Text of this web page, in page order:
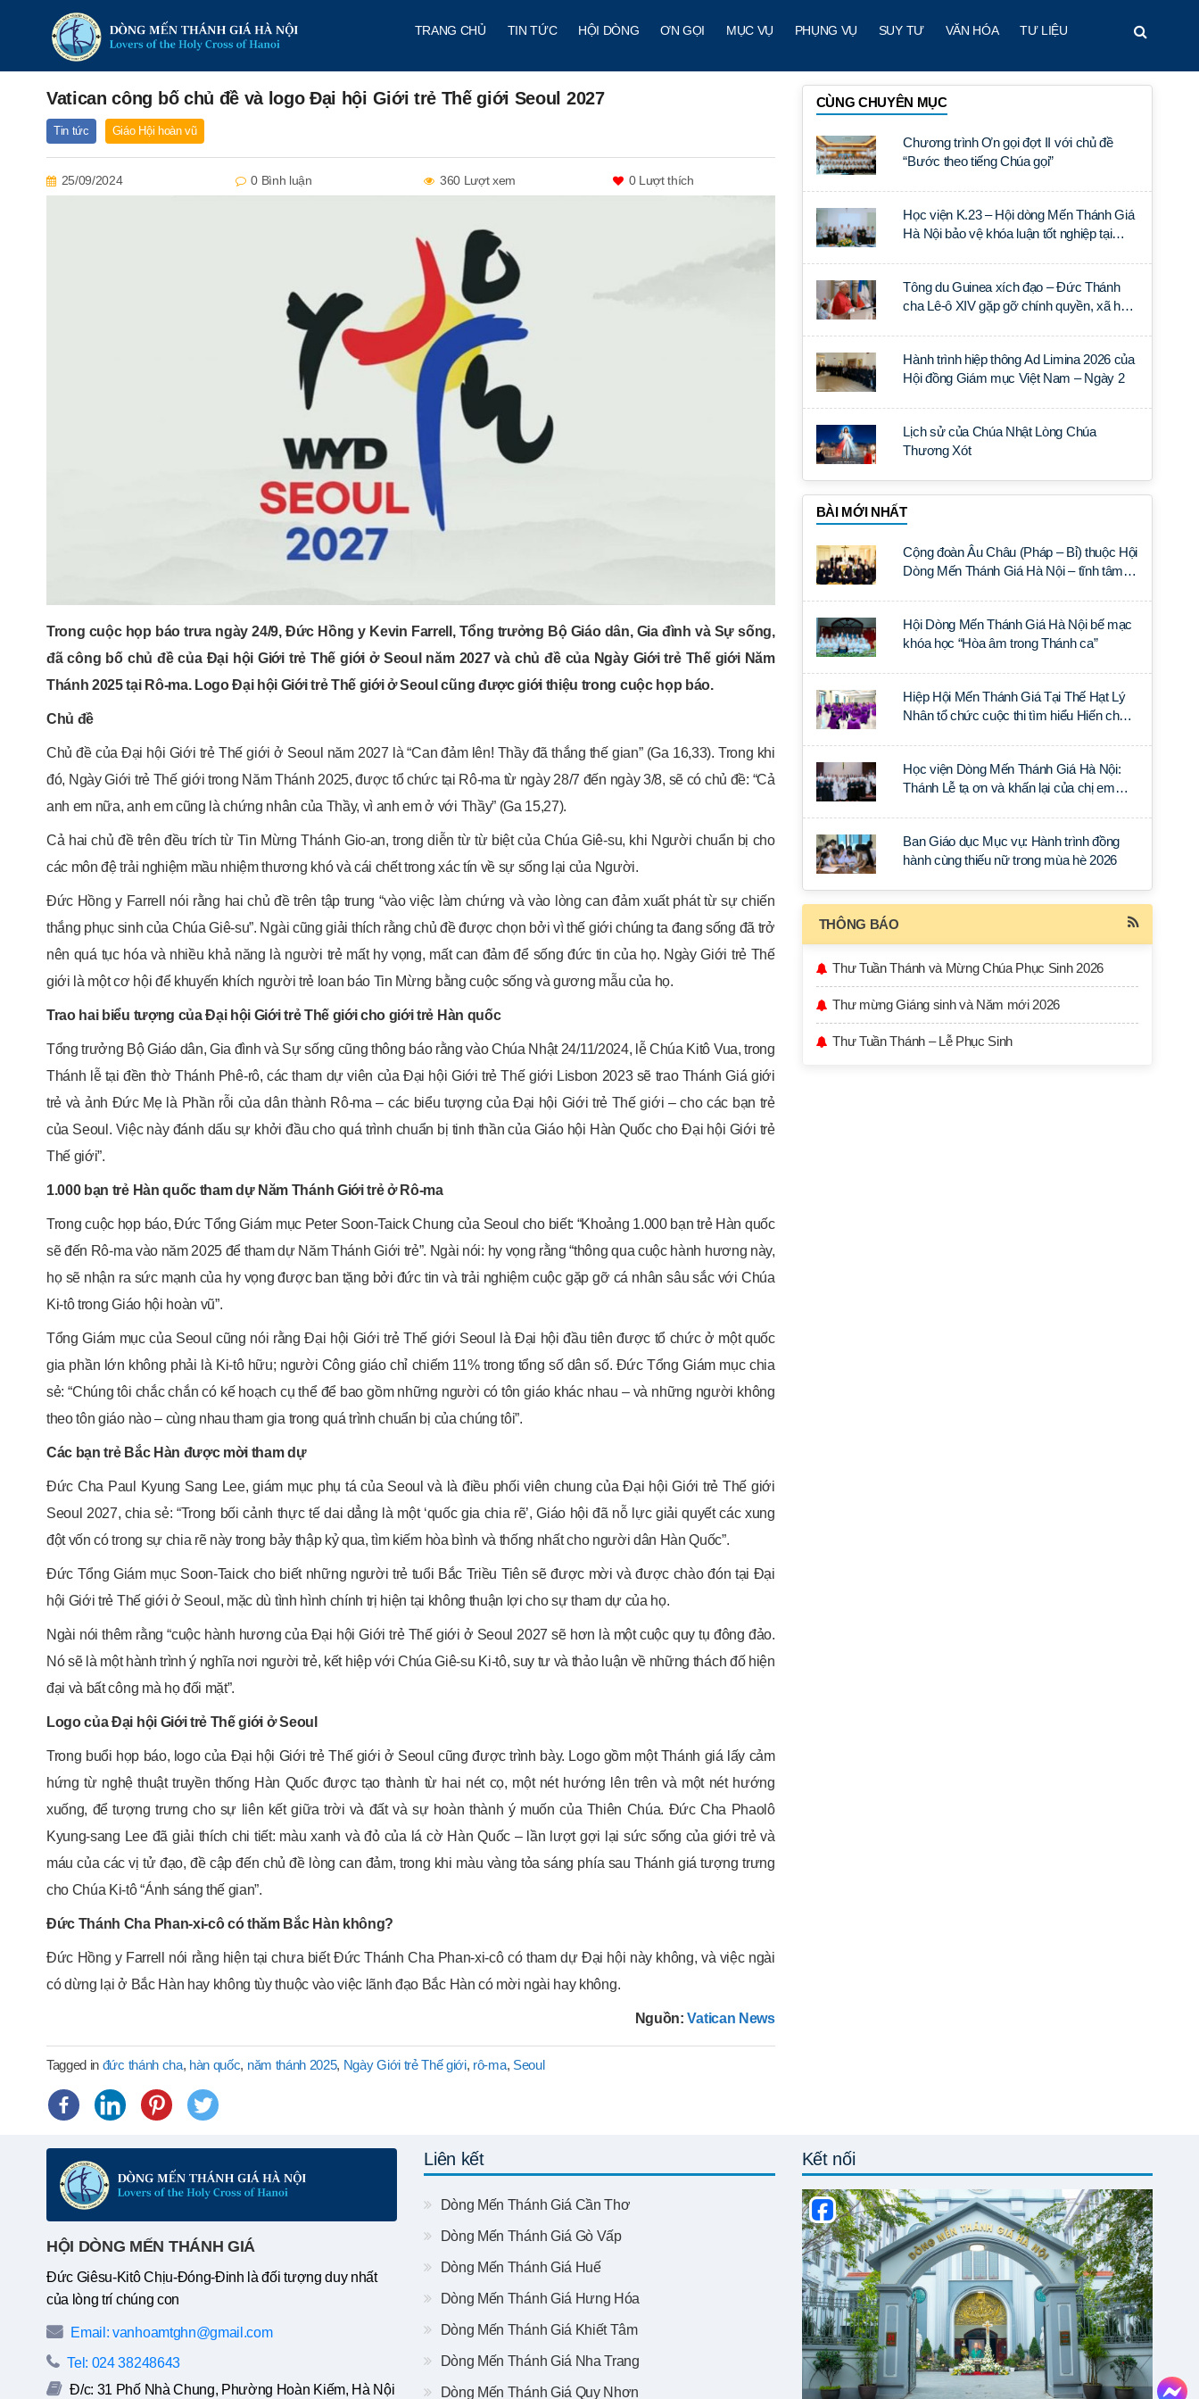
TRANG CHỦ TIN TỨC HỘI DÒNG ƠN GỌI MỤC VỤ PHỤNG VỤ SUY TƯ VĂN HÓA TƯ LIỆU
Vatican công bố chủ đề và logo Đại hội Giới trẻ Thế giới Seoul 2027
Tin tức Giáo Hội hoàn vũ
25/09/2024 0 Bình luận 360 Lượt xem 0Lượt thích
Trong cuộc họp báo trưa ngày 24/9, Đức Hồng y Kevin Farrell, Tổng trưởng Bộ Giáo dân, Gia đình và Sự sống,
đã công bố chủ đề của Đại hội Giới trẻ Thế giới ở Seoul năm 2027 và chủ đề của Ngày Giới trẻ Thế giới Năm
Thánh 2025 tại Rô-ma. Logo Đại hội Giới trẻ Thế giới ở Seoul cũng được giới thiệu trong cuộc họp báo.
Chủ đề
Chủ đề của Đại hội Giới trẻ Thế giới ở Seoul năm 2027 là “Can đảm lên! Thầy đã thắng thế gian” (Ga 16,33). Trong khi
đó, Ngày Giới trẻ Thế giới trong Năm Thánh 2025, được tổ chức tại Rô-ma từ ngày 28/7 đến ngày 3/8, sẽ có chủ đề: “Cả
anh em nữa, anh em cũng là chứng nhân của Thầy, vì anh em ở với Thầy” (Ga 15,27).
Cả hai chủ đề trên đều trích từ Tin Mừng Thánh Gio-an, trong diễn từ từ biệt của Chúa Giê-su, khi Người chuẩn bị cho
các môn đệ trải nghiệm mầu nhiệm thương khó và cái chết trong xác tín về sự sống lại của Người.
Đức Hồng y Farrell nói rằng hai chủ đề trên tập trung “vào việc làm chứng và vào lòng can đảm xuất phát từ sự chiến
thắng phục sinh của Chúa Giê-su”. Ngài cũng giải thích rằng chủ đề được chọn bởi vì thế giới chúng ta đang sống đã trở
nên quá tục hóa và nhiều khả năng là người trẻ mất hy vọng, mất can đảm để sống đức tin của họ. Ngày Giới trẻ Thế
giới là một cơ hội để khuyến khích người trẻ loan báo Tin Mừng bằng cuộc sống và gương mẫu của họ.
Trao hai biểu tượng của Đại hội Giới trẻ Thế giới cho giới trẻ Hàn quốc
Tổng trưởng Bộ Giáo dân, Gia đình và Sự sống cũng thông báo rằng vào Chúa Nhật 24/11/2024, lễ Chúa Kitô Vua, trong
Thánh lễ tại đền thờ Thánh Phê-rô, các tham dự viên của Đại hội Giới trẻ Thế giới Lisbon 2023 sẽ trao Thánh Giá giới
trẻ và ảnh Đức Mẹ là Phần rỗi của dân thành Rô-ma – các biểu tượng của Đại hội Giới trẻ Thế giới – cho các bạn trẻ
của Seoul. Việc này đánh dấu sự khởi đầu cho quá trình chuẩn bị tinh thần của Giáo hội Hàn Quốc cho Đại hội Giới trẻ
Thế giới”.
1.000 bạn trẻ Hàn quốc tham dự Năm Thánh Giới trẻ ở Rô-ma
Trong cuộc họp báo, Đức Tổng Giám mục Peter Soon-Taick Chung của Seoul cho biết: “Khoảng 1.000 bạn trẻ Hàn quốc
sẽ đến Rô-ma vào năm 2025 để tham dự Năm Thánh Giới trẻ”. Ngài nói: hy vọng rằng “thông qua cuộc hành hương này,
họ sẽ nhận ra sức mạnh của hy vọng được ban tặng bởi đức tin và trải nghiệm cuộc gặp gỡ cá nhân sâu sắc với Chúa
Ki-tô trong Giáo hội hoàn vũ”.
Tổng Giám mục của Seoul cũng nói rằng Đại hội Giới trẻ Thế giới Seoul là Đại hội đầu tiên được tổ chức ở một quốc
gia phần lớn không phải là Ki-tô hữu; người Công giáo chỉ chiếm 11% trong tổng số dân số. Đức Tổng Giám mục chia
sẻ: “Chúng tôi chắc chắn có kế hoạch cụ thể để bao gồm những người có tôn giáo khác nhau – và những người không
theo tôn giáo nào – cùng nhau tham gia trong quá trình chuẩn bị của chúng tôi”.
Các bạn trẻ Bắc Hàn được mời tham dự
Đức Cha Paul Kyung Sang Lee, giám mục phụ tá của Seoul và là điều phối viên chung của Đại hội Giới trẻ Thế giới
Seoul 2027, chia sẻ: “Trong bối cảnh thực tế dai dẳng là một ‘quốc gia chia rẽ’, Giáo hội đã nỗ lực giải quyết các xung
đột vốn có trong sự chia rẽ này trong bảy thập kỷ qua, tìm kiếm hòa bình và thống nhất cho người dân Hàn Quốc”.
Đức Tổng Giám mục Soon-Taick cho biết những người trẻ tuổi Bắc Triều Tiên sẽ được mời và được chào đón tại Đại
hội Giới trẻ Thế giới ở Seoul, mặc dù tình hình chính trị hiện tại không thuận lợi cho sự tham dự của họ.
Ngài nói thêm rằng “cuộc hành hương của Đại hội Giới trẻ Thế giới ở Seoul 2027 sẽ hơn là một cuộc quy tụ đông đảo.
Nó sẽ là một hành trình ý nghĩa nơi người trẻ, kết hiệp với Chúa Giê-su Ki-tô, suy tư và thảo luận về những thách đố hiện
đại và bất công mà họ đối mặt”.
Logo của Đại hội Giới trẻ Thế giới ở Seoul
Trong buổi họp báo, logo của Đại hội Giới trẻ Thế giới ở Seoul cũng được trình bày. Logo gồm một Thánh giá lấy cảm
hứng từ nghệ thuật truyền thống Hàn Quốc được tạo thành từ hai nét cọ, một nét hướng lên trên và một nét hướng
xuống, để tượng trưng cho sự liên kết giữa trời và đất và sự hoàn thành ý muốn của Thiên Chúa. Đức Cha Phaolô
Kyung-sang Lee đã giải thích chi tiết: màu xanh và đỏ của lá cờ Hàn Quốc – lần lượt gợi lại sức sống của giới trẻ và
máu của các vị tử đạo, đề cập đến chủ đề lòng can đảm, trong khi màu vàng tỏa sáng phía sau Thánh giá tượng trưng
cho Chúa Ki-tô “Ánh sáng thế gian”.
Đức Thánh Cha Phan-xi-cô có thăm Bắc Hàn không?
Đức Hồng y Farrell nói rằng hiện tại chưa biết Đức Thánh Cha Phan-xi-cô có tham dự Đại hội này không, và việc ngài
có dừng lại ở Bắc Hàn hay không tùy thuộc vào việc lãnh đạo Bắc Hàn có mời ngài hay không.
Nguồn:Vatican News
Tagged in đức thánh cha, hàn quốc, năm thánh 2025, Ngày Giới trẻ Thế giới, rô-ma, Seoul
CÙNG CHUYÊN MỤC
Chương trình Ơn gọi đợt II với chủ đề
“Bước theo tiếng Chúa gọi”
Học viện K.23 – Hội dòng Mến Thánh Giá
Hà Nội bảo vệ khóa luận tốt nghiệp tại
Tông du Guinea xích đạo – Đức Thánh
cha Lê-ô XIV gặp gỡ chính quyền, xã hội
Hành trình hiệp thông Ad Limina 2026 của
Hội đồng Giám mục Việt Nam – Ngày 2
Lịch sử của Chúa Nhật Lòng Chúa
Thương Xót
BÀI MỚI NHẤT
Cộng đoàn Âu Châu (Pháp – Bỉ) thuộc Hội
Dòng Mến Thánh Giá Hà Nội – tĩnh tâm
Hội Dòng Mến Thánh Giá Hà Nội bế mạc
khóa học “Hòa âm trong Thánh ca”
Hiệp Hội Mến Thánh Giá Tại Thế Hạt Lý
Nhân tổ chức cuộc thi tìm hiểu Hiến chế
Học viện Dòng Mến Thánh Giá Hà Nội:
Thánh Lễ tạ ơn và khấn lại của chị em
Ban Giáo dục Mục vụ: Hành trình đồng
hành cùng thiếu nữ trong mùa hè 2026
THÔNG BÁO
Thư Tuần Thánh và Mừng Chúa Phục Sinh 2026
Thư mừng Giáng sinh và Năm mới 2026
Thư Tuần Thánh – Lễ Phục Sinh
HỘI DÒNG MẾN THÁNH GIÁ
Đức Giêsu-Kitô Chịu-Đóng-Đinh là đối tượng duy nhất
của lòng trí chúng con
Email: vanhoamtghn@gmail.com
Tel: 024 38248643
Đ/c: 31 Phố Nhà Chung, Phường Hoàn Kiếm, Hà Nội
Liên kết
Dòng Mến Thánh Giá Cần Thơ
Dòng Mến Thánh Giá Gò Vấp
Dòng Mến Thánh Giá Huế
Dòng Mến Thánh Giá Hưng Hóa
Dòng Mến Thánh Giá Khiết Tâm
Dòng Mến Thánh Giá Nha Trang
Dòng Mến Thánh Giá Quy Nhơn
Kết nối